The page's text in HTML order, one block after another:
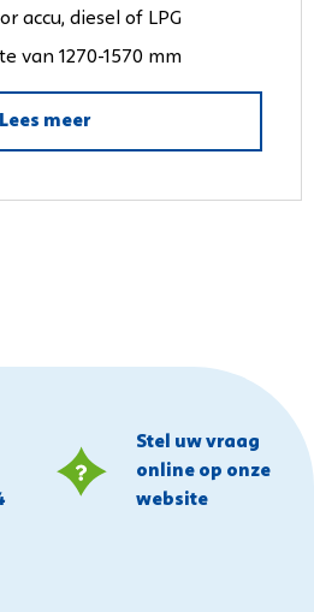
accu, diesel of LPG
van 1270-1570 mm
Lees meer
Stel uw vraag
online op onze
website